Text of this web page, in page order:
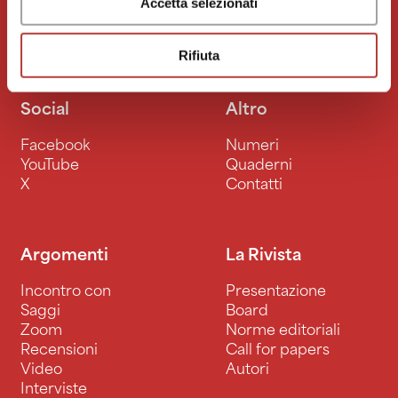
Rifiuta
Social
Facebook
YouTube
X
Altro
Numeri
Quaderni
Contatti
Argomenti
Incontro con
Saggi
Zoom
Recensioni
Video
Interviste
La Rivista
Presentazione
Board
Norme editoriali
Call for papers
Autori